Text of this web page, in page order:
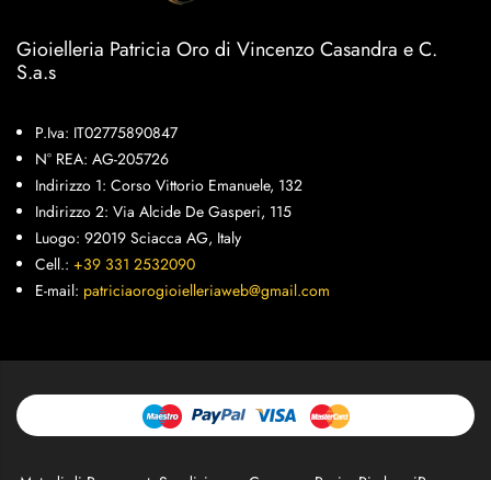
Gioielleria Patricia Oro di Vincenzo Casandra e C.
S.a.s
P.Iva: IT02775890847
N° REA: AG-205726
Indirizzo 1: Corso Vittorio Emanuele, 132
Indirizzo 2: Via Alcide De Gasperi, 115
Luogo: 92019 Sciacca AG, Italy
Cell.: +39 331 2532090
E-mail: patriciaorogioielleriaweb@gmail.com